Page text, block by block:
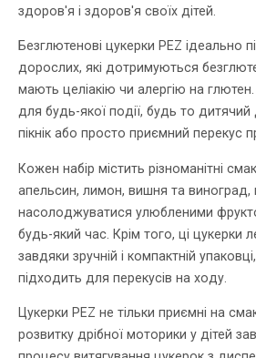
здоров'я і здоров'я своїх дітей.
Безглютенові цукерки PEZ ідеально
дорослих, які дотримуються
мають целіакію чи алергію на
для будь-якої події, будь то
пікнік або просто приємний перекус
Кожен набір містить різноманітні
апельсин, лимон, вишня та
насолоджуватися улюбленими
будь-який час. Крім того, ці цукерки
завдяки зручній і компактній
підходить для перекусів на ходу.
Цукерки PEZ не тільки приємні на
розвитку дрібної моторики у дітей